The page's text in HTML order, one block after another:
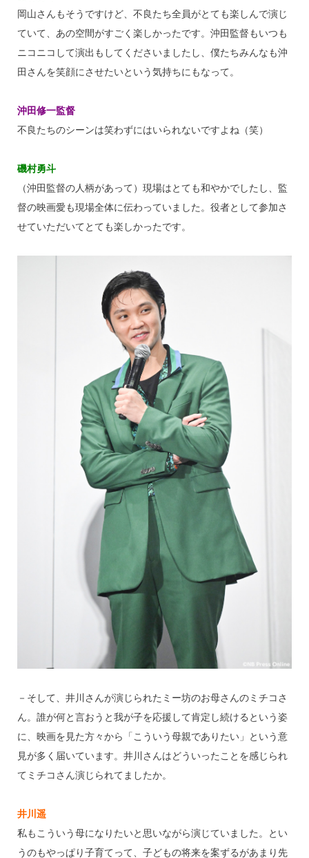
岡山さんもそうですけど、不良たち全員がとても楽しんで演じ
ていて、あの空間がすごく楽しかったです。沖田監督もいつも
ニコニコして演出もしてくださいましたし、僕たちみんなも沖
田さんを笑顔にさせたいという気持ちにもなって。
沖田修一監督
不良たちのシーンは笑わずにはいられないですよね（笑）
磯村勇斗
（沖田監督の人柄があって）現場はとても和やかでしたし、監
督の映画愛も現場全体に伝わっていました。役者として参加さ
せていただいてとても楽しかったです。
－そして、井川さんが演じられたミー坊のお母さんのミチコさ
ん。誰が何と言おうと我が子を応援して肯定し続けるという姿
に、映画を見た方々から「こういう母親でありたい」という意
見が多く届いています。井川さんはどういったことを感じられ
てミチコさん演じられてましたか。
井川遥
私もこういう母になりたいと思いながら演じていました。とい
うのもやっぱり子育てって、子どもの将来を案ずるがあまり先